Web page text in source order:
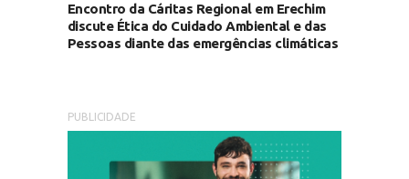
Encontro da Cáritas Regional em Erechim
discute Ética do Cuidado Ambiental e das
Pessoas diante das emergências climáticas
PUBLICIDADE